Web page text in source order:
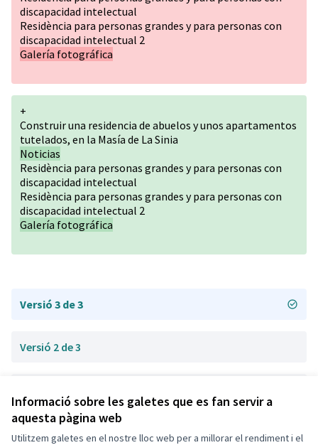
Informació sobre les galetes que es fan servir a
aquesta pàgina web
Utilitzem galetes en el nostre lloc web per a millorar el rendiment i el
discapacidad intelectual
Residència para personas grandes y para personas con
discapacidad intelectual 2
Galería fotográfica
+
Construir una residencia de abuelos y unos apartamentos
tutelados, en la Masía de La Sinia
Noticias
Residència para personas grandes y para personas con
discapacidad intelectual
Residència para personas grandes y para personas con
discapacidad intelectual 2
Galería fotográfica
Versió 3 de 3
Versió 2 de 3
Termes i condicions d'ús